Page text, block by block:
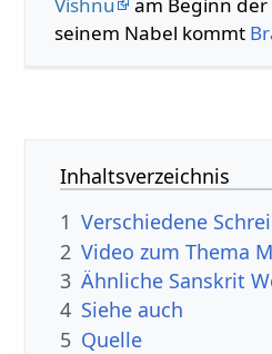
seinem Nabel kommt
Inhaltsverzeichnis
1 Verschiedene
2 Video zum Thema
3 Ähnliche Sanskrit
4 Siehe auch
5 Quelle